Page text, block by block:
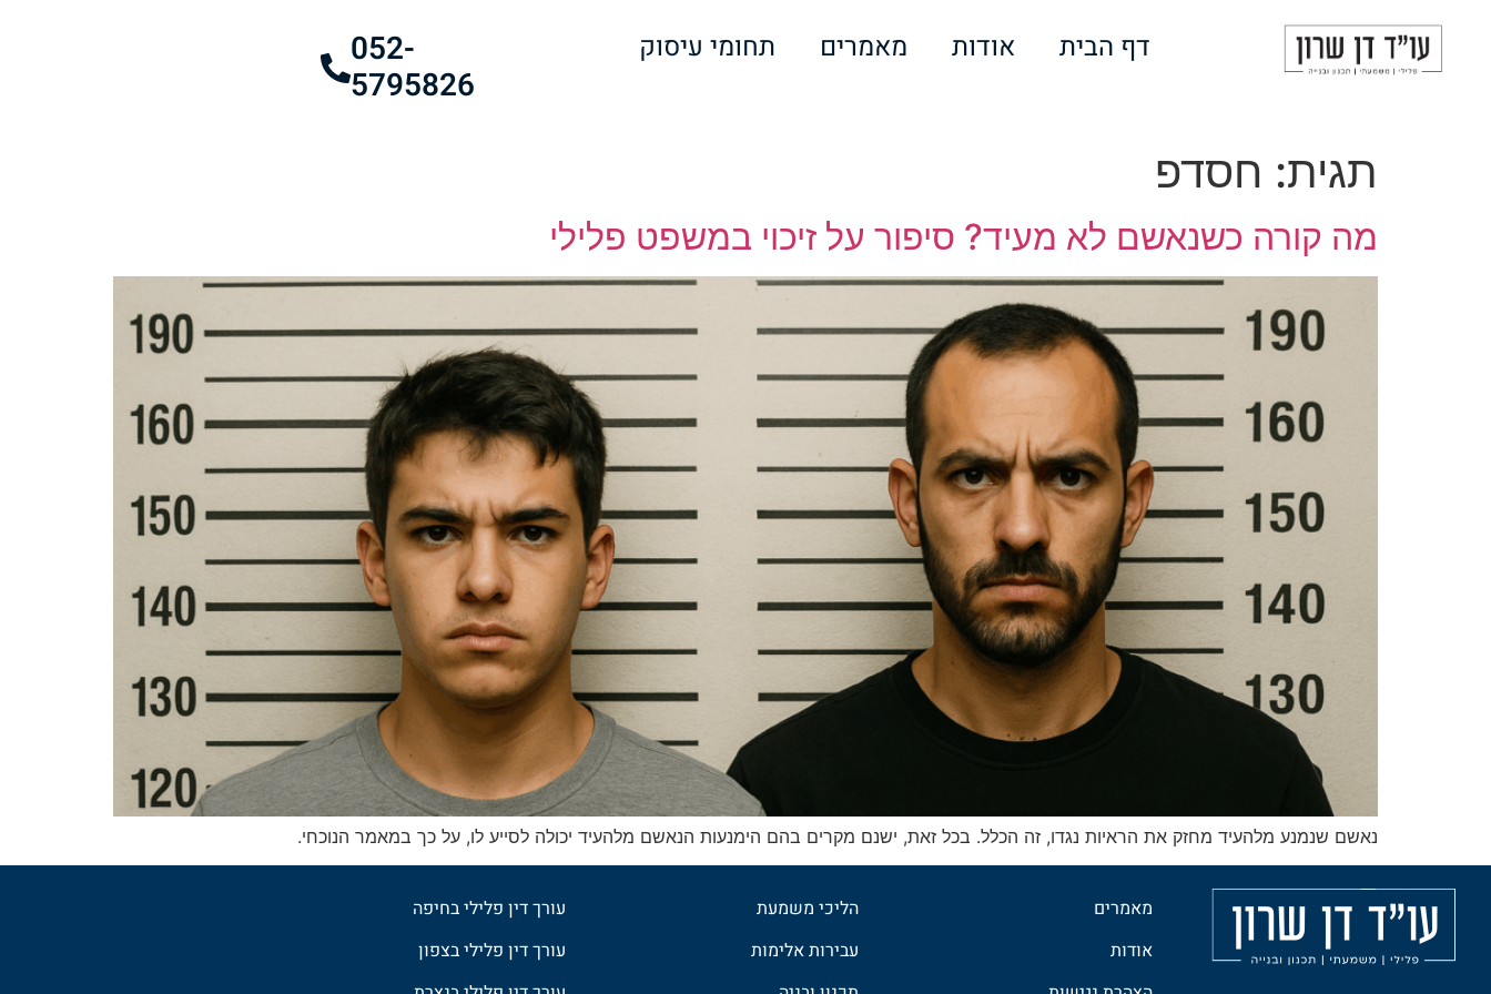
דף הבית אודות מאמרים תחומי עיסוק
052-
5795826
תגית: חסדפ
מה קורה כשנאשם לא מעיד? סיפור על זיכוי במשפט פלילי
נאשם שנמנע מלהעיד מחזק את הראיות נגדו, זה הכלל. בכל זאת, ישנם מקרים בהם הימנעות הנאשם מלהעיד יכולה לסייע לו, על כך במאמר הנוכחי.
מאמרים
אודות
הליכי משמעת
עבירות אלימות
עורך דין פלילי בחיפה
עורך דין פלילי בצפון